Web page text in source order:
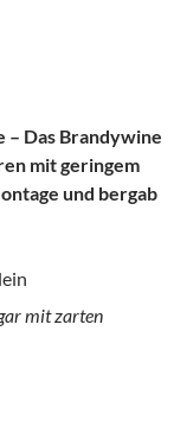
– Das Brandywine
mit geringem
und bergab
mit zarten